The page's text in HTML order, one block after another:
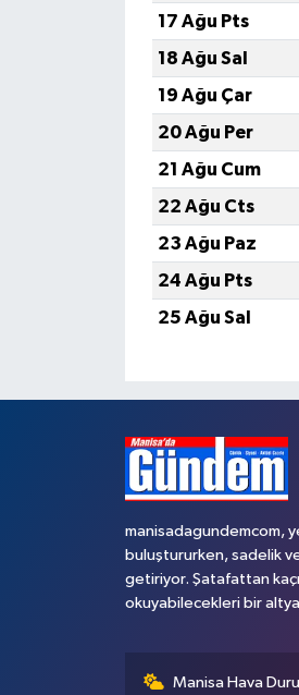
17 Ağu Pts
18 Ağu Sal
19 Ağu Çar
20 Ağu Per
21 Ağu Cum
22 Ağu Cts
23 Ağu Paz
24 Ağu Pts
25 Ağu Sal
manisadagundemcom,
buluştururken, sadelik
getiriyor. Şatafattan
okuyabilecekleri bir
Manisa Hava